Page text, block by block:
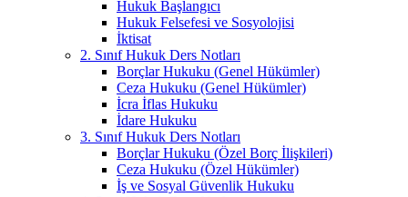
Hukuk Başlangıcı
Hukuk Felsefesi ve Sosyolojisi
İktisat
2. Sınıf Hukuk Ders Notları
Borçlar Hukuku (Genel Hükümler)
Ceza Hukuku (Genel Hükümler)
İcra İflas Hukuku
İdare Hukuku
3. Sınıf Hukuk Ders Notları
Borçlar Hukuku (Özel Borç İlişkileri)
Ceza Hukuku (Özel Hükümler)
İş ve Sosyal Güvenlik Hukuku